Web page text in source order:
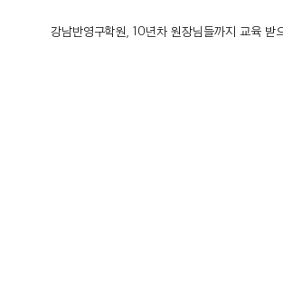
강남반영구학원, 10년차 원장님들까지 교육 받